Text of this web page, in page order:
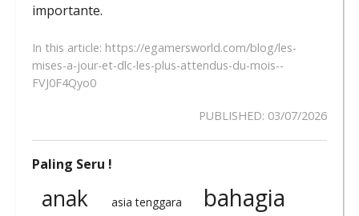
importante.
In this article: https://egamersworld.com/blog/les-
mises-a-jour-et-dlc-les-plus-attendus-du-mois--
FVJ0F4Qyo0
PUBLISHED: 03/07/2026
Paling Seru !
anak asia tenggara bahagia